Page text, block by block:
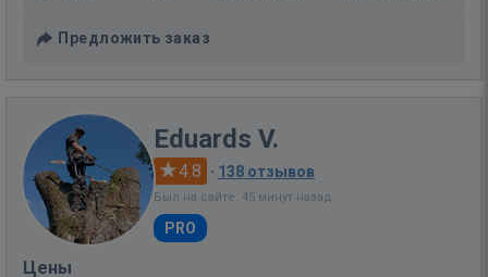
Предложить заказ
Eduards V.
4.8 · 138 отзывов
Был на сайте: 45 минут назад
PRO
Цены